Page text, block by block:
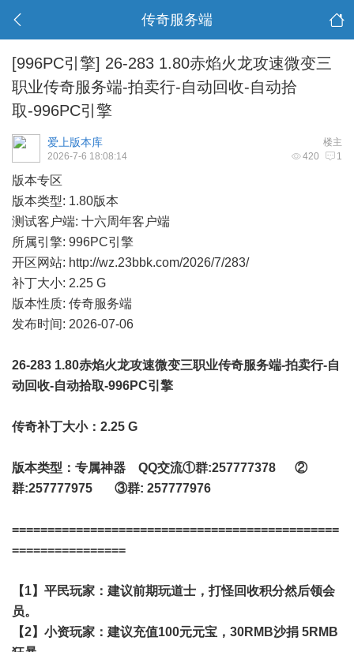
传奇服务端
[996PC引擎] 26-283 1.80赤焰火龙攻速微变三
职业传奇服务端-拍卖行-自动回收-自动拾
取-996PC引擎
楼主
爱上版本库
420 1
2026-7-6 18:08:14
版本专区
版本类型: 1.80版本
测试客户端: 十六周年客户端
所属引擎: 996PC引擎
开区网站: http://wz.23bbk.com/2026/7/283/
补丁大小: 2.25 G
版本性质: 传奇服务端
发布时间: 2026-07-06
26-283 1.80赤焰火龙攻速微变三职业传奇服务端-拍卖行-自
动回收-自动拾取-996PC引擎
传奇补丁大小：2.25 G
版本类型：专属神器 QQ交流①群:257777378 ②
群:257777975 ③群: 257777976
==============================================
================
【1】平民玩家：建议前期玩道士，打怪回收积分然后领会
员。
【2】小资玩家：建议充值100元元宝，30RMB沙捐 5RMB